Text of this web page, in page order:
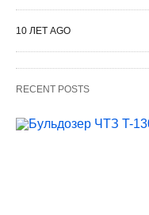
10 ЛЕТ AGO
RECENT POSTS